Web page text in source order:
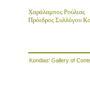
Χαράλαμπος Ρούλιας
Πρόεδρος Συλλόγου
Kondias' Gallery of